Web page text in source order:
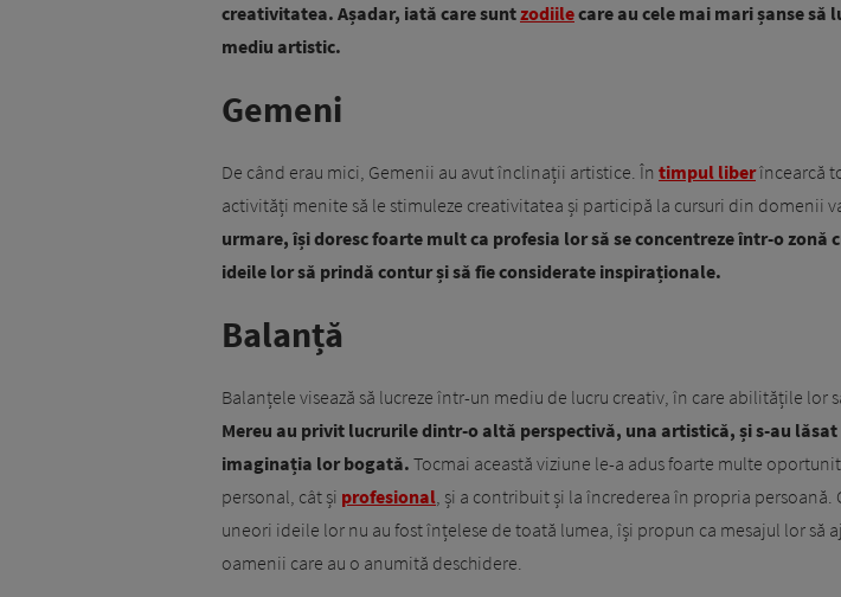
creativitatea. Așadar, iată care suntzodiilecare au cele mai mari șanse să
mediu artistic.
Gemeni
De când erau mici, Gemenii au avut înclinații artistice. În timpul liberîncearcă
activități menite să le stimuleze creativitatea și participă la cursuri din domenii
urmare, își doresc foarte mult ca profesia lor să se concentreze într-o zonă
ideile lor să prindă contur și să fie considerate inspiraționale.
Balanță
Balanțele visează să lucreze într-un mediu de lucru creativ, în care abilitățile lor
Mereu au privit lucrurile dintr-o altă perspectivă, una artistică, și s-au
imaginația lor bogată. Tocmai această viziune le-a adus foarte multe
personal, cât și profesional, și a contribuit și la încrederea în propria persoană.
uneori ideile lor nu au fost înțelese de toată lumea, își propun ca mesajul lor să
oamenii care au o anumită deschidere.